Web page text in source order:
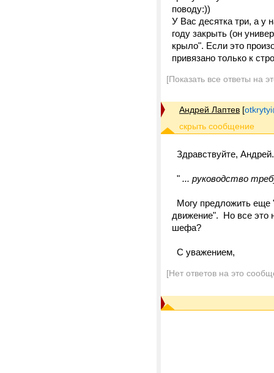
поводу:))
У Вас десятка три, а у
году закрыть (он
крыло". Если это
привязано только к
[Показать все ответы на
Андрей Лаптев [
Здравствуйте, Андрей.
" ... руководство
Могу предложить еще
движение". Но все это
шефа?
С уважением,
[Нет ответов на это